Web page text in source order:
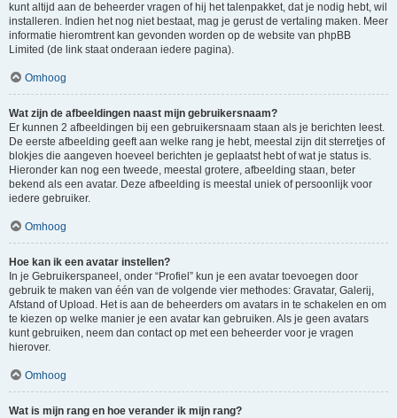
kunt altijd aan de beheerder vragen of hij het talenpakket, dat je nodig hebt, wil
installeren. Indien het nog niet bestaat, mag je gerust de vertaling maken. Meer
informatie hieromtrent kan gevonden worden op de website van phpBB
Limited (de link staat onderaan iedere pagina).
Omhoog
Wat zijn de afbeeldingen naast mijn gebruikersnaam?
Er kunnen 2 afbeeldingen bij een gebruikersnaam staan als je berichten leest.
De eerste afbeelding geeft aan welke rang je hebt, meestal zijn dit sterretjes of
blokjes die aangeven hoeveel berichten je geplaatst hebt of wat je status is.
Hieronder kan nog een tweede, meestal grotere, afbeelding staan, beter
bekend als een avatar. Deze afbeelding is meestal uniek of persoonlijk voor
iedere gebruiker.
Omhoog
Hoe kan ik een avatar instellen?
In je Gebruikerspaneel, onder “Profiel” kun je een avatar toevoegen door
gebruik te maken van één van de volgende vier methodes: Gravatar, Galerij,
Afstand of Upload. Het is aan de beheerders om avatars in te schakelen en om
te kiezen op welke manier je een avatar kan gebruiken. Als je geen avatars
kunt gebruiken, neem dan contact op met een beheerder voor je vragen
hierover.
Omhoog
Wat is mijn rang en hoe verander ik mijn rang?